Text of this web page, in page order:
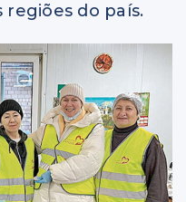
do país.